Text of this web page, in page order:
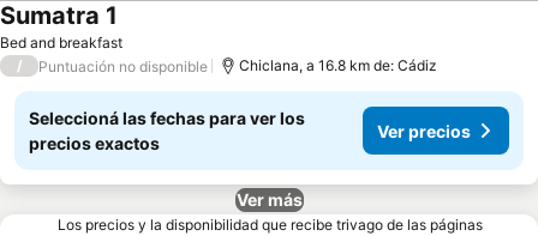
Bed and breakfast
Sumatra 1
/ Puntuación no disponible Chiclana, a 16.8 km de: Cádiz
Seleccioná las fechas para ver los
precios exactos
Ver precios
Ver más
Los precios y la disponibilidad que recibe trivago de las páginas